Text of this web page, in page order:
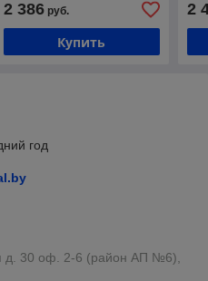
2 386руб.
Купить
2
год
д. 30 оф. 2-6 (район АП №6),